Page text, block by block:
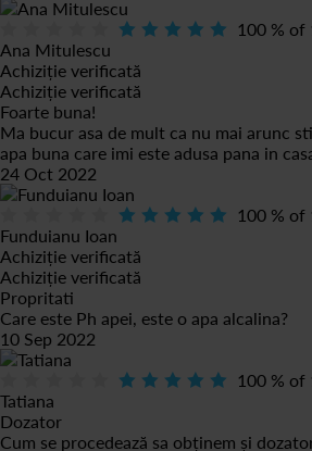
100 % of
Ana Mitulescu
Achiziție verificată
Achiziție verificată
Foarte buna!
Ma bucur asa de mult ca nu mai arunc
apa buna care imi este adusa pana in
24 Oct 2022
100 % of
Funduianu Ioan
Achiziție verificată
Achiziție verificată
Propritati
Care este Ph apei, este o apa alcalina?
10 Sep 2022
100 % of
Tatiana
Dozator
Cum se procedează sa obținem și